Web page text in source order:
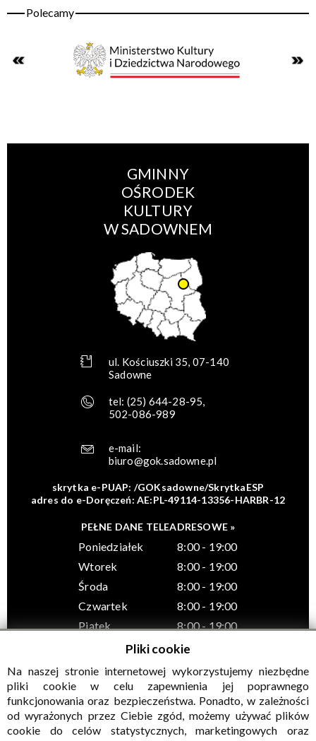
GMINNY
OŚRODEK
KULTURY
W SADOWNEM
ul. Kościuszki 35, 07-140
Sadowne
tel: (25) 644-28-95,
502-086-989
e-mail:
biuro@gok.sadowne.pl
skrytka e-PUAP: /GOKsadowne/SkrytkaESP
adres do e-Doręczeń: AE:PL-49114-13356-HARBR-12
PEŁNE DANE TELEADRESOWE »
Poniedziałek
8:00 - 19:00
Wtorek
8:00 - 19:00
Środa
8:00 - 19:00
Czwartek
8:00 - 19:00
Piątek
8:00 - 19:00
© Wszelkie prawa zastrzeżone, Gminny Ośrodek Kultury w
Sadownem
Pliki cookie
Na naszej stronie internetowej wykorzystujemy niezbędne
pliki cookie w celu zapewnienia jej poprawnego
funkcjonowania oraz bezpieczeństwa. Ponadto, w zależności
od wyrażonych przez Ciebie zgód, możemy używać plików
cookie do celów statystycznych, marketingowych oraz